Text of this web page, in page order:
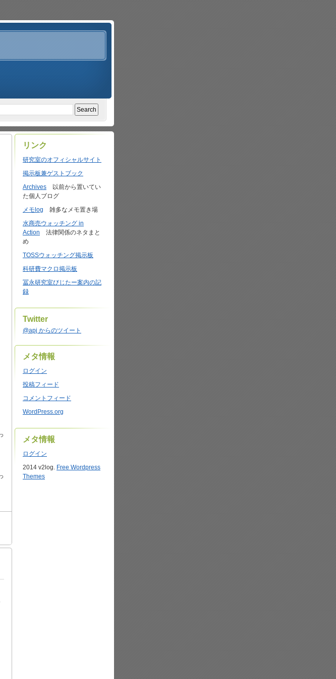
リンク
研究室のオフィシャルサイト
掲示板兼ゲストブック
Archives 以前から置いてい
た個人ブログ
メモlog 雑多なメモ置き場
水商売ウォッチング in
Action 法律関係のネタまと
め
TOSSウォッチング掲示板
科研費マクロ掲示板
冨永研究室びじたー案内の記
録
Twitter
@apj からのツイート
メタ情報
ログイン
投稿フィード
コメントフィード
WordPress.org
メタ情報
ログイン
2014 v2log. Free Wordpress
Themes